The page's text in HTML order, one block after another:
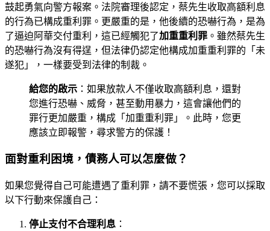
鼓起勇氣向警方報案。法院審理後認定，蔡先生收取高額利息
的行為已構成重利罪。更嚴重的是，他後續的恐嚇行為，是為
了逼迫阿華交付重利，這已經觸犯了加重重利罪 。雖然蔡先生
的恐嚇行為沒有得逞，但法律仍認定他構成加重重利罪的「未
遂犯」，一樣要受到法律的制裁。
給您的啟示 ：如果放款人不僅收取高額利息，還對
您進行恐嚇、威脅，甚至動用暴力，這會讓他們的
罪行更加嚴重，構成「加重重利罪」。此時，您更
應該立即報警，尋求警方的保護！
面對重利困境，債務人可以怎麼做？
如果您覺得自己可能遭遇了重利罪，請不要慌張，您可以採取
以下行動來保護自己：
停止支付不合理利息 ：